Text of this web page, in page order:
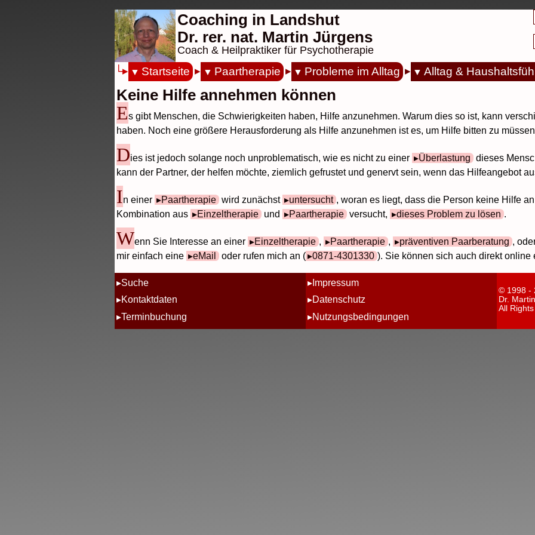
Coaching in Landshut
Dr. rer. nat. Martin Jürgens
Coach & Heilpraktiker für Psychotherapie
Startseite Paartherapie Probleme im Alltag Alltag &
Keine Hilfe annehmen können
Es gibt Menschen, die Schwierigkeiten haben, Hilfe anzunehmen. Warum dies so ist, kann
haben. Noch eine größere Herausforderung als Hilfe anzunehmen ist es, um Hilfe bitten zu
Dies ist jedoch solange noch unproblematisch, wie es nicht zu einer Überlastung dieses
kann der Partner, der helfen möchte, ziemlich gefrustet und genervt sein, wenn das Hilfeangebot
In einer Paartherapie wird zunächst untersucht , woran es liegt, dass die Person keine Hilfe
Kombination aus
Einzeltherapie und Paartherapie versucht, dieses Problem zu lösen .
Wenn Sie Interesse an einer Einzeltherapie , Paartherapie , präventiven Paarberatung ,
mir einfach eine
eMail oder rufen mich an ( 0871-4301330 ). Sie können sich auch direkt
Suche
Kontaktdaten
Terminbuchung
Impressum
Datenschutz
Nutzungsbedingungen
© 1998 -
Dr.
All